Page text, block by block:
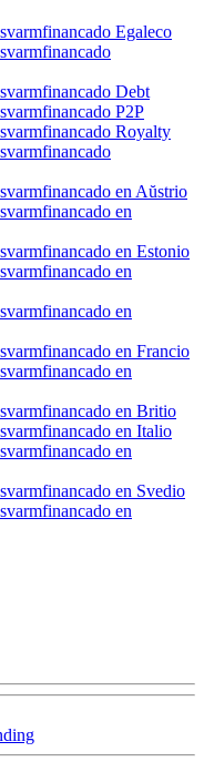
Egaleco
Debt
P2P
Royalty
en Aŭstrio
en
en Estonio
en
en
en Francio
en
en Britio
en Italio
en
en Svedio
en